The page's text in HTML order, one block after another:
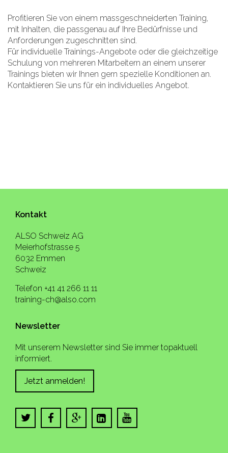
Profitieren Sie von einem massgeschneiderten Training,
mit Inhalten, die passgenau auf Ihre Bedürfnisse und
Anforderungen zugeschnitten sind.
Für individuelle Trainings-Angebote oder die gleichzeitige
Schulung von mehreren Mitarbeitern an einem unserer
Trainings bieten wir Ihnen gern spezielle Konditionen an.
Kontaktieren Sie uns für ein individuelles Angebot.
Kontakt
ALSO Schweiz AG
Meierhofstrasse 5
6032 Emmen
Schweiz
Telefon +41 41 266 11 11
training-ch@also.com
Newsletter
Mit unserem Newsletter sind Sie immer topaktuell
informiert.
Jetzt anmelden!